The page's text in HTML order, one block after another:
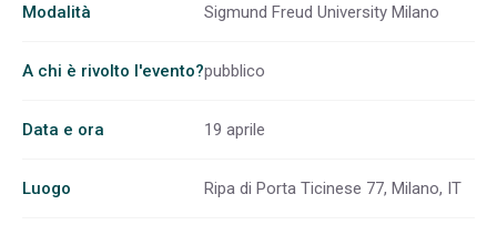
Modalità Sigmund Freud University Milano
A chi è rivolto l'evento?pubblico
Data e ora 19 aprile
Luogo Ripa di Porta Ticinese 77, Milano, IT